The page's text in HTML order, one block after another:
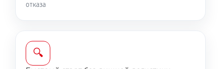
отказа
🔍